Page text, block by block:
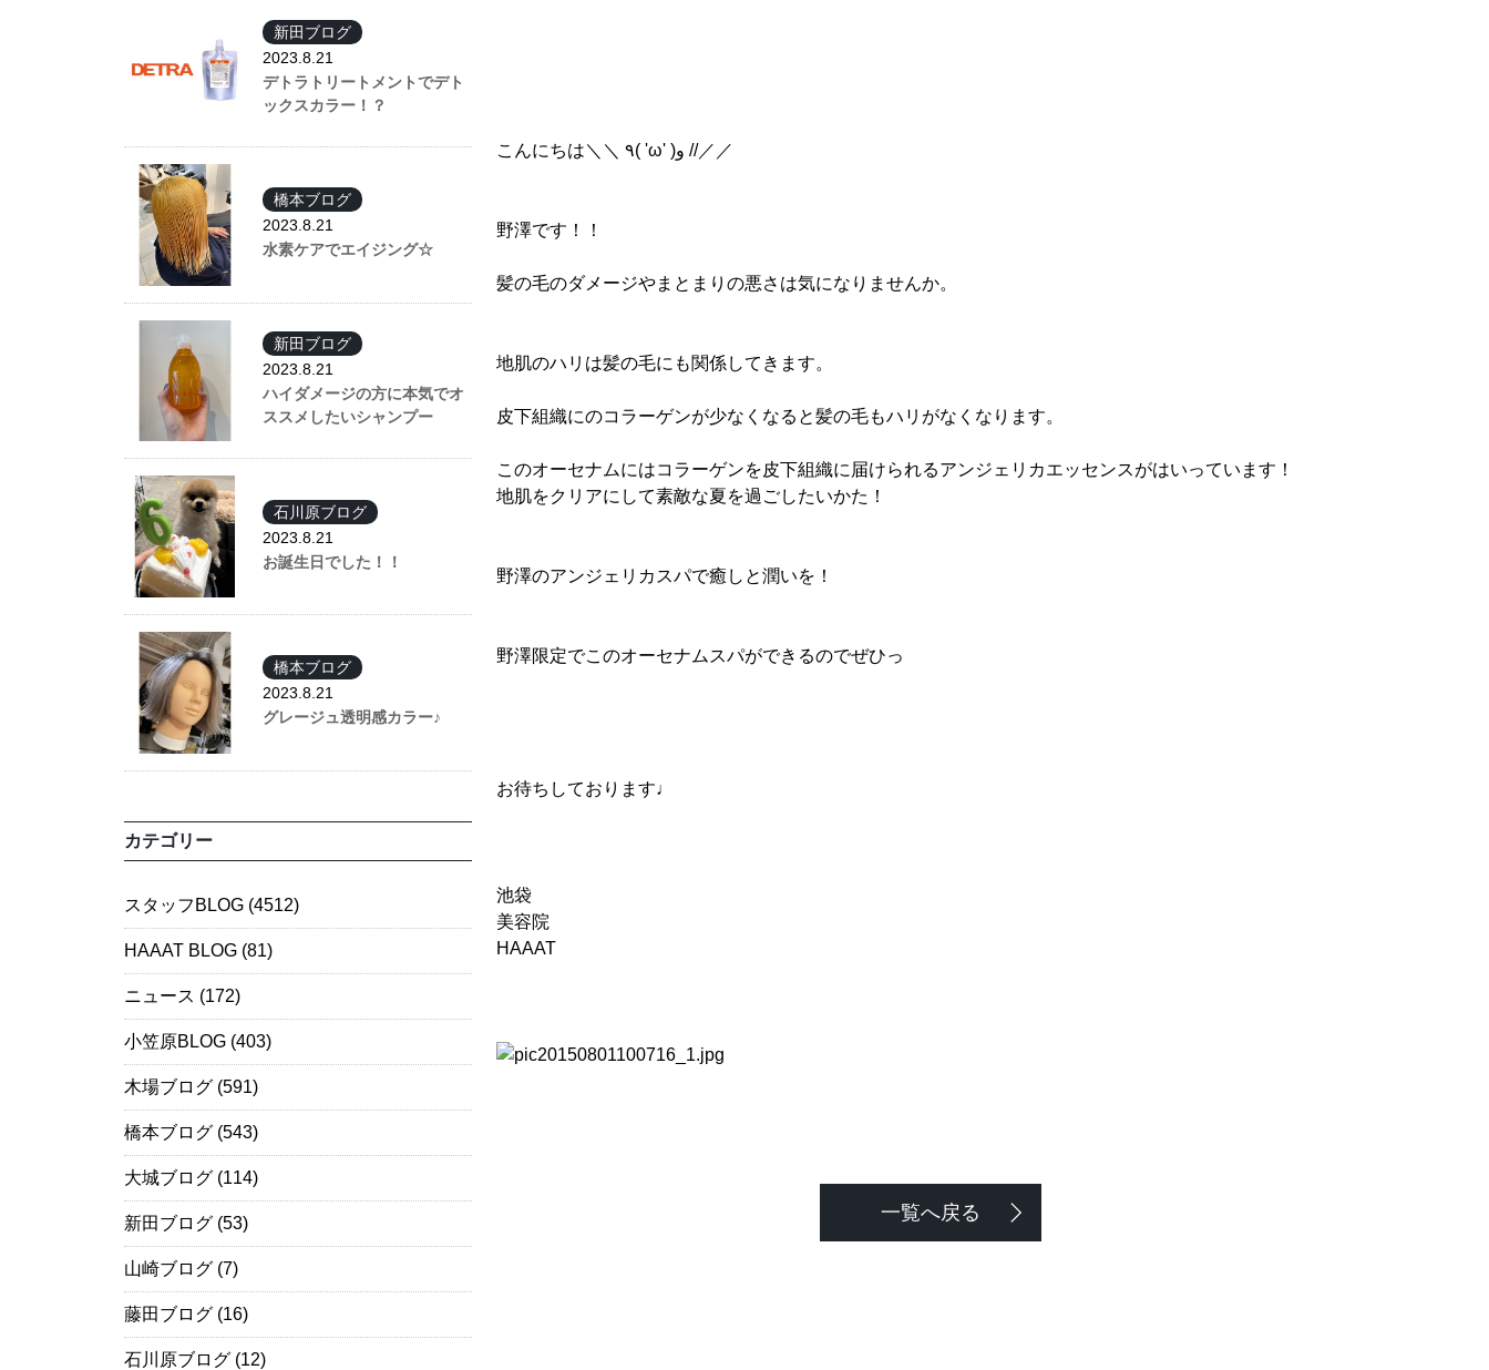
こんにちは＼＼ ٩( 'ω' )و //／／
野澤です！！
髪の毛のダメージやまとまりの悪さは気になりませんか。
地肌のハリは髪の毛にも関係してきます。
皮下組織にのコラーゲンが少なくなると髪の毛もハリがなくなります。
このオーセナムにはコラーゲンを皮下組織に届けられるアンジェリカエッセンスがはいっています！
地肌をクリアにして素敵な夏を過ごしたいかた！
野澤のアンジェリカスパで癒しと潤いを！
野澤限定でこのオーセナムスパができるのでぜひっ
お待ちしております♩
池袋
美容院
HAAAT
一覧へ戻る
新田ブログ
2023.8.21
デトラトリートメントでデト
ックスカラー！？
橋本ブログ
2023.8.21
水素ケアでエイジング☆
新田ブログ
2023.8.21
ハイダメージの方に本気でオ
ススメしたいシャンプー
石川原ブログ
2023.8.21
お誕生日でした！！
橋本ブログ
2023.8.21
グレージュ透明感カラー♪
カテゴリー
スタッフBLOG (4512)
HAAAT BLOG (81)
ニュース (172)
小笠原BLOG (403)
木場ブログ (591)
橋本ブログ (543)
大城ブログ (114)
新田ブログ (53)
山崎ブログ (7)
藤田ブログ (16)
石川原ブログ (12)